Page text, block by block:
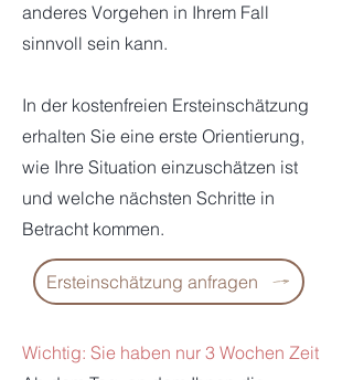
anderes Vorgehen in Ihrem Fall
sinnvoll sein kann.
In der kostenfreien Ersteinschätzung
erhalten Sie eine erste Orientierung,
wie Ihre Situation einzuschätzen ist
und welche nächsten Schritte in
Betracht kommen.
Wichtig: Sie haben nur 3 Wochen Zeit
Ersteinschätzung anfragen